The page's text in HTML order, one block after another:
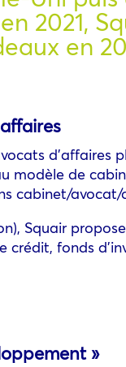
2021,
en
d’affaires
modèle de
cabinet/avocat/
Squair
crédit, fonds
»